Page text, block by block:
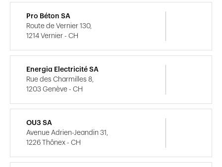
Pro Béton SA
Route de Vernier 130,
1214 Vernier - CH
Energia Electricité SA
Rue des Charmilles 8,
1203 Genève - CH
OU3 SA
Avenue Adrien-Jeandin 31,
1226 Thônex - CH